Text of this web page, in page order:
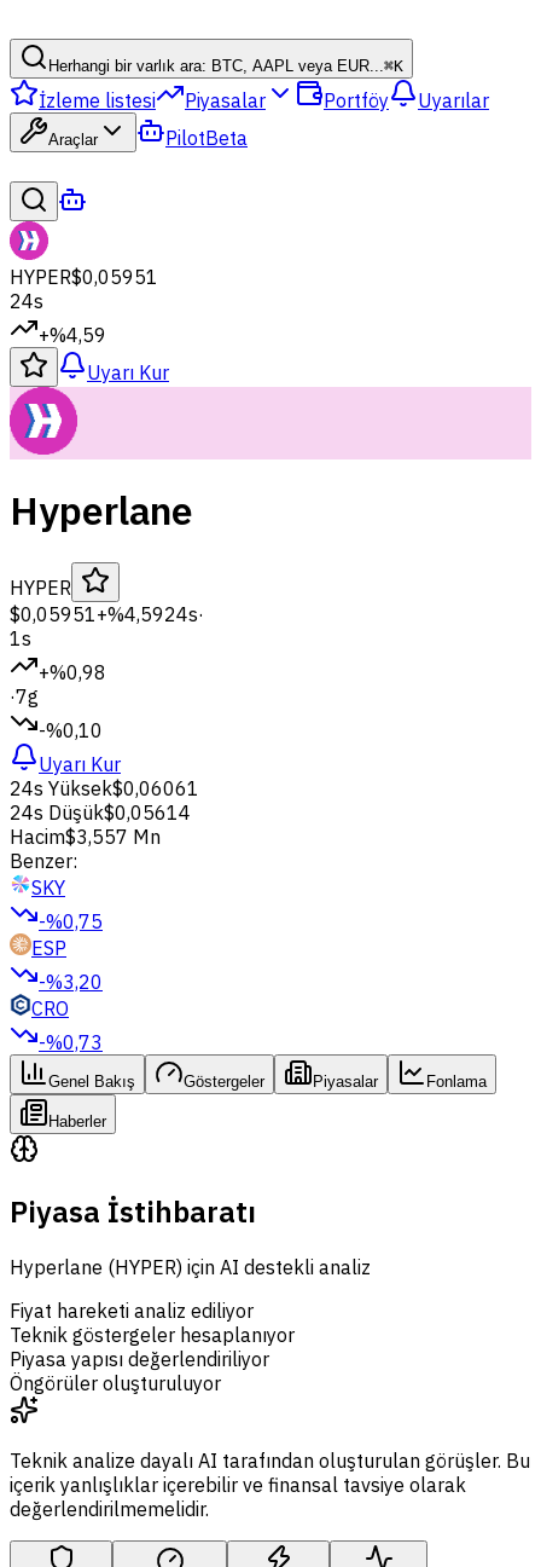
Herhangi bir varlık ara: BTC, AAPL veya EUR...⌘K
İzleme listesi Piyasalar Portföy Uyarılar
Araçlar PilotBeta
HYPER$0,05951
24s
+%4,59
Uyarı Kur
Hyperlane
HYPER
$0,05951+%4,5924s·
1s
+%0,98
·7g
-%0,10
Uyarı Kur
24s Yüksek$0,06061
24s Düşük$0,05614
Hacim$3,557 Mn
Benzer:
SKY
-%0,75
ESP
-%3,20
CRO
-%0,73
Genel Bakış Göstergeler Piyasalar Fonlama
Haberler
Piyasa İstihbaratı
Hyperlane (HYPER) için AI destekli analiz
Fiyat hareketi analiz ediliyor
Teknik göstergeler hesaplanıyor
Piyasa yapısı değerlendiriliyor
Öngörüler oluşturuluyor
Teknik analize dayalı AI tarafından oluşturulan görüşler. Bu
içerik yanlışlıklar içerebilir ve finansal tavsiye olarak
değerlendirilmemelidir.